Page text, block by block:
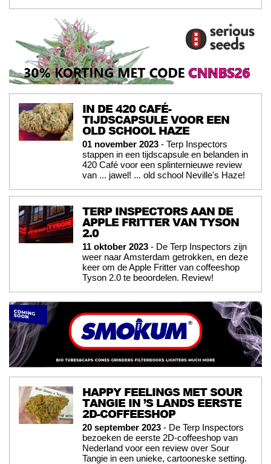
IN DE 420 CAFÉ-
TIJDSCAPSULE VOOR EEN
OLD SCHOOL HAZE
01 november 2023 - Terp Inspectors
stappen in een tijdscapsule en belanden in
420 Café voor een splinternieuwe review
van ... jawel! ... old school Neville's Haze!
TERP INSPECTORS AAN DE
APPLE FRITTER VAN TYSON
2.0
11 oktober 2023 - De Terp Inspectors zijn
weer naar Amsterdam getrokken, en deze
keer om de Apple Fritter van coffeeshop
Tyson 2.0 te beoordelen. Review!
HAPPY FEELINGS MET SOUR
TANGIE IN ’S LANDS EERSTE
2D-COFFEESHOP
20 september 2023 - De Terp Inspectors
bezoeken de eerste 2D-coffeeshop van
Nederland voor een review over Sour
Tangie in een unieke, cartooneske setting.